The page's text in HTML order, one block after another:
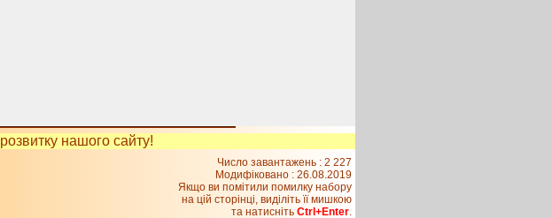
розвитку нашого сайту!
Число завантажень : 2 227
Модифіковано : 26.08.2019
Якщо ви помітили помилку набору
на цiй сторiнцi, видiлiть її мишкою
та натисніть Ctrl+Enter.